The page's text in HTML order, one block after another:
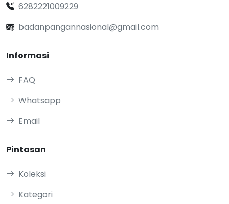
6282221009229
badanpangannasional@gmail.com
Informasi
FAQ
Whatsapp
Email
Pintasan
Koleksi
Kategori